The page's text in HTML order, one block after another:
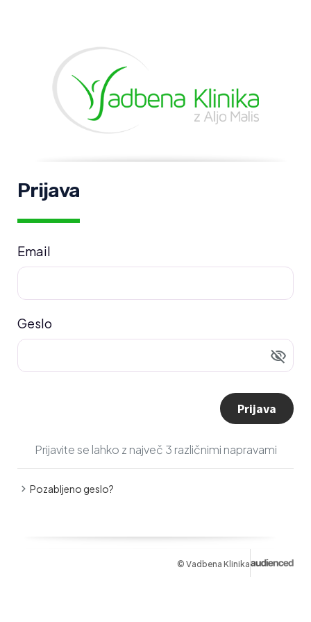
Prijava
Email
Geslo
visibility_off
Prijava
Prijavite se lahko z največ 3 različnimi napravami
chevron_right Pozabljeno geslo?
© Vadbena Klinika